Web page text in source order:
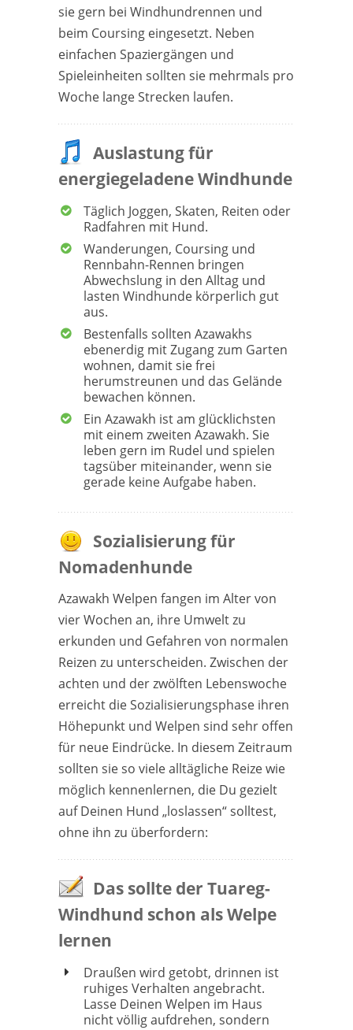
sie gern bei Windhundrennen und
beim Coursing eingesetzt. Neben
einfachen Spaziergängen und
Spieleinheiten sollten sie mehrmals pro
Woche lange Strecken laufen.
Auslastung für
energiegeladene Windhunde
Täglich Joggen, Skaten, Reiten oder
Radfahren mit Hund.
Wanderungen, Coursing und
Rennbahn-Rennen bringen
Abwechslung in den Alltag und
lasten Windhunde körperlich gut
aus.
Bestenfalls sollten Azawakhs
ebenerdig mit Zugang zum Garten
wohnen, damit sie frei
herumstreunen und das Gelände
bewachen können.
Ein Azawakh ist am glücklichsten
mit einem zweiten Azawakh. Sie
leben gern im Rudel und spielen
tagsüber miteinander, wenn sie
gerade keine Aufgabe haben.
Sozialisierung für
Nomadenhunde
Azawakh Welpen fangen im Alter von
vier Wochen an, ihre Umwelt zu
erkunden und Gefahren von normalen
Reizen zu unterscheiden. Zwischen der
achten und der zwölften Lebenswoche
erreicht die Sozialisierungsphase ihren
Höhepunkt und Welpen sind sehr offen
für neue Eindrücke. In diesem Zeitraum
sollten sie so viele alltägliche Reize wie
möglich kennenlernen, die Du gezielt
auf Deinen Hund „loslassen“ solltest,
ohne ihn zu überfordern:
Das sollte der Tuareg-
Windhund schon als Welpe
lernen
Draußen wird getobt, drinnen ist
ruhiges Verhalten angebracht.
Lasse Deinen Welpen im Haus
nicht völlig aufdrehen, sondern